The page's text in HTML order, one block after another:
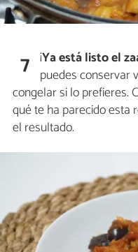
7 ¡Ya está listo el
puedes conservar
congelar si lo prefieres.
qué te ha parecido esta
el resultado.